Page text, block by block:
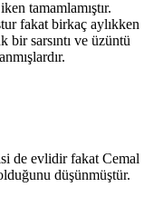
tamamlamıştır.
fakat birkaç aylıkken
bir sarsıntı ve üzüntü
de evlidir fakat Cemal
düşünmüştür.